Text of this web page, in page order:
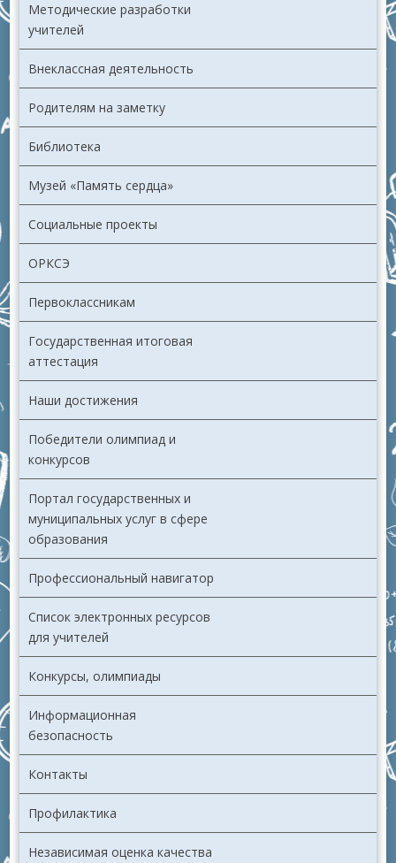
Методические разработки
учителей
Внеклассная деятельность
Родителям на заметку
Библиотека
Музей «Память сердца»
Социальные проекты
ОРКСЭ
Первоклассникам
Государственная итоговая
аттестация
Наши достижения
Победители олимпиад и
конкурсов
Портал государственных и
муниципальных услуг в сфере
образования
Профессиональный навигатор
Список электронных ресурсов
для учителей
Конкурсы, олимпиады
Информационная
безопасность
Контакты
Профилактика
Независимая оценка качества